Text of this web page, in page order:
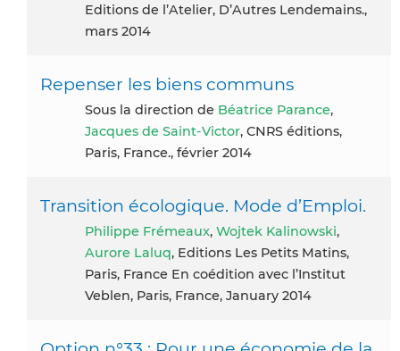
Editions de l’Atelier, D’Autres Lendemains.,
mars 2014
Repenser les biens communs
Sous la direction de Béatrice Parance,
Jacques de Saint-Victor, CNRS éditions,
Paris, France., février 2014
Transition écologique. Mode d’Emploi.
Philippe Frémeaux, Wojtek Kalinowski,
Aurore Laluq, Editions Les Petits Matins,
Paris, France En coédition avec l’Institut
Veblen, Paris, France, January 2014